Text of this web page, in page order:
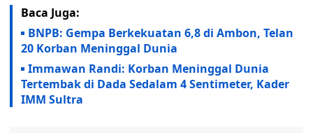
Baca Juga:
BNPB: Gempa Berkekuatan 6,8 di Ambon, Telan
20 Korban Meninggal Dunia
Immawan Randi: Korban Meninggal Dunia
Tertembak di Dada Sedalam 4 Sentimeter, Kader
IMM Sultra